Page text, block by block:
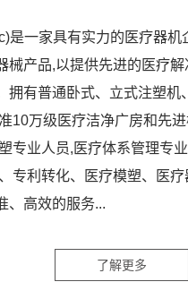
是一家具有实力的医疗器
械产品,以提供先进的医疗
拥有普通卧式、立式注塑
10万级医疗洁净广房和先
专业人员,医疗体系管理专
专利转化、医疗模塑、医
、高效的服务...
了解更多